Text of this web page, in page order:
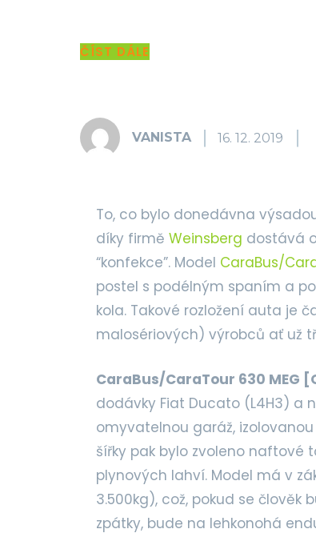
ČÍST DÁLE
VANISTA 16. 12. 2019
To, co bylo donedávna
díky firmě Weinsberg dostává
“konfekce”. Model CaraBus/
postel s podélným spaním a
kola. Takové rozložení auta je
malosériových) výrobců ať už
CaraBus/CaraTour 630 MEG
dodávky Fiat Ducato (L4H3) a
omyvatelnou garáž,
šířky pak bylo zvoleno naftové
plynových lahví. Model má v
3.500kg), což, pokud se
zpátky, bude na lehkonohá